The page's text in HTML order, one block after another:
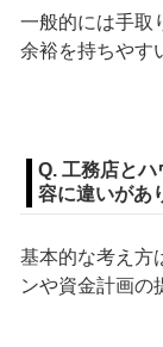
一般的には手取
余裕を持ちやす
Q. 工務店と
容に違いがあ
基本的な考え方
ンや資金計画の